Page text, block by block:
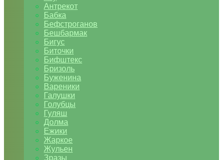
Антрекот
Бабка
Бефстроганов
Бешбармак
Бигус
Биточки
Бифштекс
Бризоль
Буженина
Вареники
Галушки
Голубцы
Гуляш
Долма
Ежики
Жаркое
Жульен
Зразы